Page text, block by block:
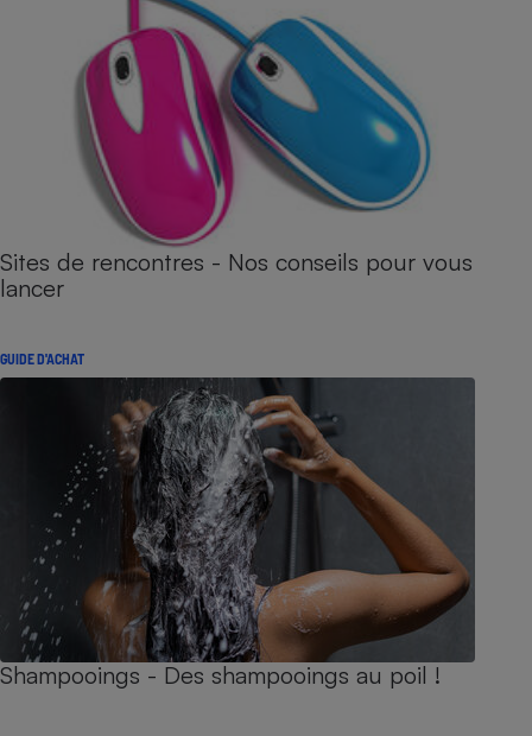
Sites de rencontres - Nos conseils pour vous
lancer
GUIDE D'ACHAT
Shampooings - Des shampooings au poil !